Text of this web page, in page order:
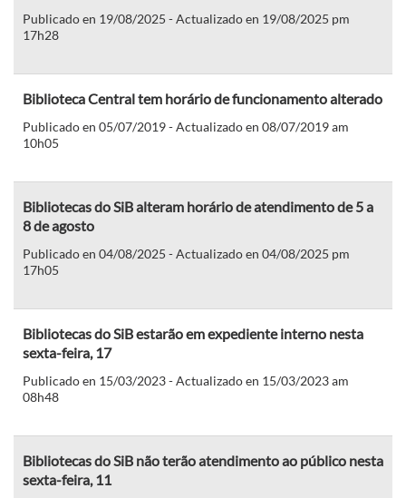
Publicado en 19/08/2025 - Actualizado en 19/08/2025 pm
17h28
Biblioteca Central tem horário de funcionamento alterado
Publicado en 05/07/2019 - Actualizado en 08/07/2019 am
10h05
Bibliotecas do SiB alteram horário de atendimento de 5 a
8 de agosto
Publicado en 04/08/2025 - Actualizado en 04/08/2025 pm
17h05
Bibliotecas do SiB estarão em expediente interno nesta
sexta-feira, 17
Publicado en 15/03/2023 - Actualizado en 15/03/2023 am
08h48
Bibliotecas do SiB não terão atendimento ao público nesta
sexta-feira, 11